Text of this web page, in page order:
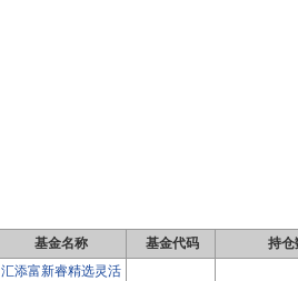
基金名称 基金代码
持仓
汇添富新睿精选灵活